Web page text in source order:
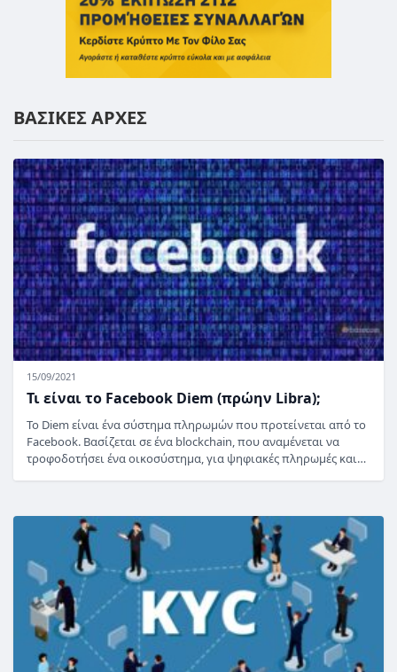
ΒΑΣΙΚΕΣ ΑΡΧΕΣ
15/09/2021
Τι είναι το Facebook Diem (πρώην Libra);
Το Diem είναι ένα σύστημα πληρωμών που προτείνεται από το
Facebook. Βασίζεται σε ένα blockchain, που αναμένεται να
τροφοδοτήσει ένα οικοσύστημα, για ψηφιακές πληρωμές και…